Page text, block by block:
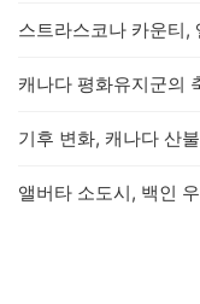
캐나다 평화유지군의
앨버타 소도시, 백인